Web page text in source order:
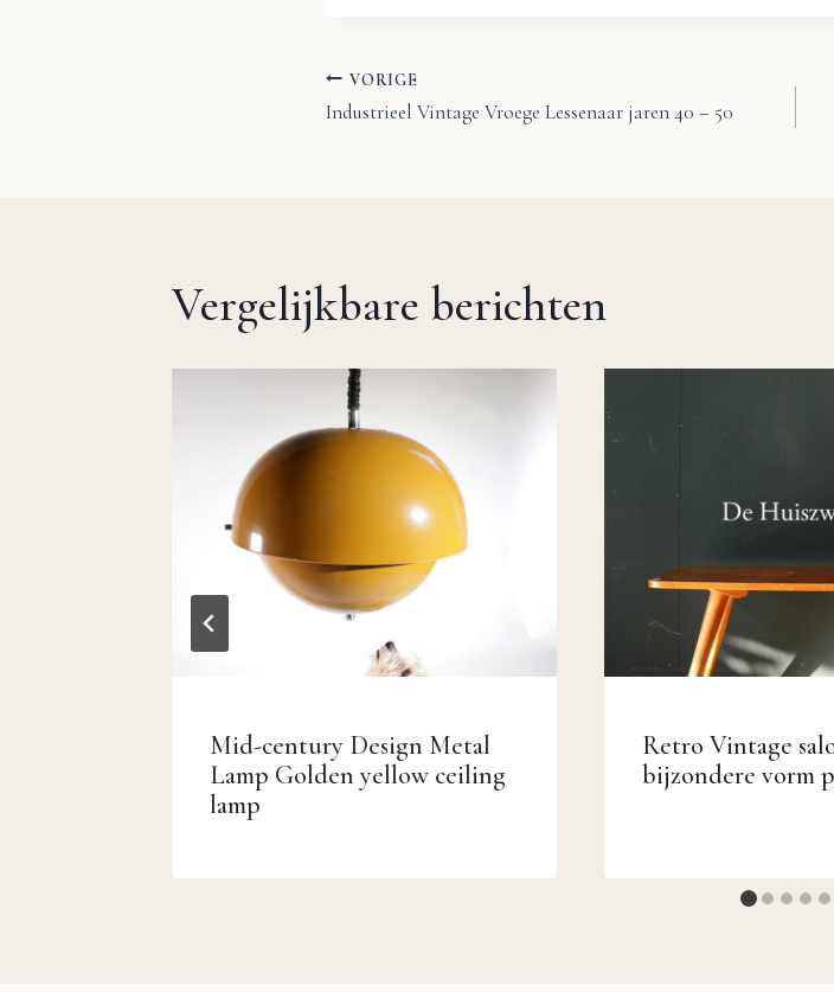
Bericht
VORIGE
Industrieel Vintage Vroege Lessenaar jaren 40 – 50
Vergelijkbare berichten
Mid-century Design Metal
Lamp Golden yellow ceiling
lamp
Retro Vintage
bijzondere vorm